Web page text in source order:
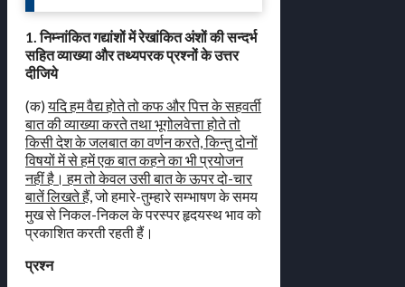
1. निम्नांकित गद्यांशों में रेखांकित अंशों की सन्दर्भ
सहित व्याख्या और तथ्यपरक प्रश्नों के उत्तर
दीजिये
(क)यदि हम वैद्य होते तो कफ और पित्त के सहवर्ती
बात की व्याख्या करते तथा भूगोलवेत्ता होते तो
किसी देश के जलबात का वर्णन करते, किन्तु दोनों
विषयों में से हमें एक बात कहने का भी प्रयोजन
नहीं है। हम तो केवल उसी बात के ऊपर दो-चार
बातें लिखते हैं, जो हमारे-तुम्हारे सम्भाषण के समय
मुख से निकल-निकल के परस्पर हृदयस्थ भाव को
प्रकाशित करती रहती हैं।
प्रश्न